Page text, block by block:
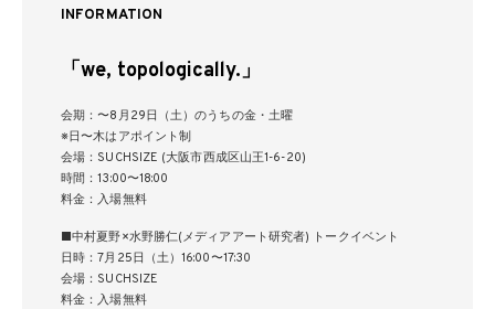
INFORMATION
「we, topologically.」
会期：〜8月29日（土）のうちの金・土曜
※日〜木はアポイント制
会場：SUCHSIZE (大阪市西成区山王1-6-20)
時間：13:00〜18:00
料金：入場無料
■中村夏野×水野勝仁(メディアアート研究者) トークイベント
日時：7月25日（土）16:00〜17:30
会場：SUCHSIZE
料金：入場無料